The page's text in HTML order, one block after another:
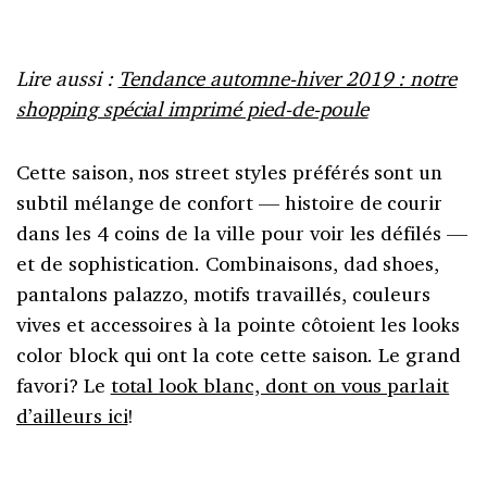
Lire aussi : Tendance automne-hiver 2019 : notre
shopping spécial imprimé pied-de-poule
Cette saison, nos street styles préférés sont un
subtil mélange de confort — histoire de courir
dans les 4 coins de la ville pour voir les défilés —
et de sophistication. Combinaisons, dad shoes,
pantalons palazzo, motifs travaillés, couleurs
vives et accessoires à la pointe côtoient les looks
color block qui ont la cote cette saison. Le grand
favori? Le total look blanc, dont on vous parlait
d’ailleurs ici!